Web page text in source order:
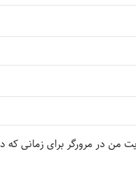
من در مرورگر برای زمانی